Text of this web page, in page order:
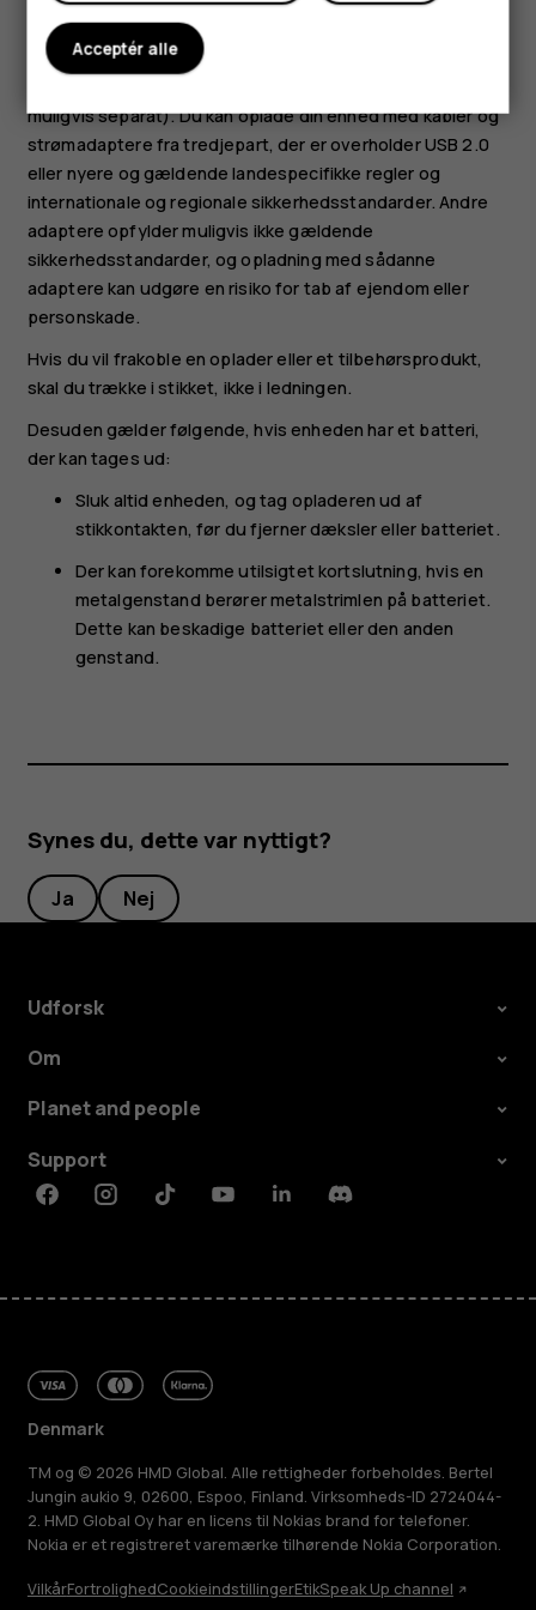
enheden i tordenvejr. Hvis opladeren ikke er inkluderet i
salgspakken, skal du oplade din enhed ved hjælp af
muligvis separat). Du kan oplade din enhed med kabler og
strømadaptere fra tredjepart, der er overholder USB 2.0
eller nyere og gældende landespecifikke regler og
internationale og regionale sikkerhedsstandarder. Andre
adaptere opfylder muligvis ikke gældende
sikkerhedsstandarder, og opladning med sådanne
adaptere kan udgøre en risiko for tab af ejendom eller
personskade.
Hvis du vil frakoble en oplader eller et tilbehørsprodukt,
skal du trække i stikket, ikke i ledningen.
Desuden gælder følgende, hvis enheden har et batteri,
der kan tages ud:
Sluk altid enheden, og tag opladeren ud af
stikkontakten, før du fjerner dæksler eller batteriet.
Der kan forekomme utilsigtet kortslutning, hvis en
metalgenstand berører metalstrimlen på batteriet.
Dette kan beskadige batteriet eller den anden
genstand.
Synes du, dette var nyttigt?
Ja Nej
Udforsk
Om
Planet and people
Support
FacebookInstagramTiktokYoutubeLinkedinDiscord
Denmark
TM og © 2026 HMD Global. Alle rettigheder forbeholdes. Bertel
Jungin aukio 9, 02600, Espoo, Finland. Virksomheds-ID 2724044-
2. HMD Global Oy har en licens til Nokias brand for telefoner.
Nokia er et registreret varemærke tilhørende Nokia Corporation.
VilkårFortrolighedCookieindstillingerEtikSpeak Up channel
Acceptér alle